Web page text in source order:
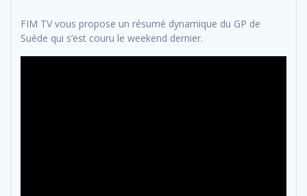
FIM TV vous propose un résumé dynamique du GP de
Suède qui s’est couru le weekend dernier.